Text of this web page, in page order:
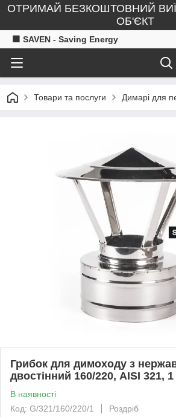
ОТРИМАЙ БЕЗКОШТОВНИЙ
ОБ'ЄКТ
🟧 SAVEN - Saving Energy
Товари та послуги Димарі для
Грибок для димоходу з
двостінний 160/220, AISI 321,
В наявності
Код: G/321/160/220/1
Роздріб